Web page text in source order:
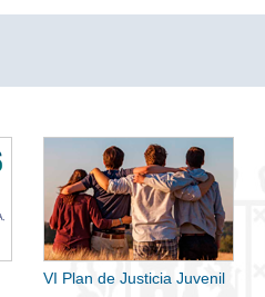
VI Plan de Justicia Juvenil